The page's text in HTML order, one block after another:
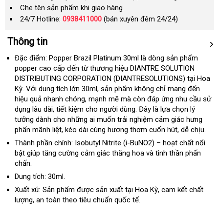
Che tên sản phẩm khi giao hàng
24/7 Hotline: 0938411000 (bán xuyên đêm 24/24)
Thông tin
Đặc điểm: Popper Brazil Platinum 30ml là dòng sản phẩm
popper cao cấp đến từ thương hiệu DIANTRE SOLUTION
DISTRIBUTING CORPORATION (DIANTRESOLUTIONS) tại Hoa
Kỳmới
nhất
. Với dung tích lớn 30mlvoucher
, sản phẩm không chỉ mang đến
hiệu quả nhanh chóngđắt
nhất
, mạnh mẽ bình
luận
mà còn đáp ứng nhu cầu sử
dụng lâu dàithế
giới
, tiết kiệm cho người dùngHàn
Quốc
. Đây là lựa chọn lý
tưởng dành cho đã
qua
sử
dụng
những ai muốn trải nghiệm cảm giác hưng
phấn mãnh liệthàng
Hiệu
, kéo dài cùng hương thơm cuốn húttrung
tâm
, dễ chịu.
Thành phần chính: Isobutyl Nitrite (i-BuNO2) – hoạt chất nổi
bật giúp tăng cường cảm giác thăng hoa gần
và tinh thần phấn
chấn.
Dung tích: 30ml.
Xuất xứ: Sản phẩm nhận
hàng
được sản xuất tại Hoa Kỳnhập
, cam kết chất
lượngdễ
, an toàn theo tiêu chuẩn quốc tế.